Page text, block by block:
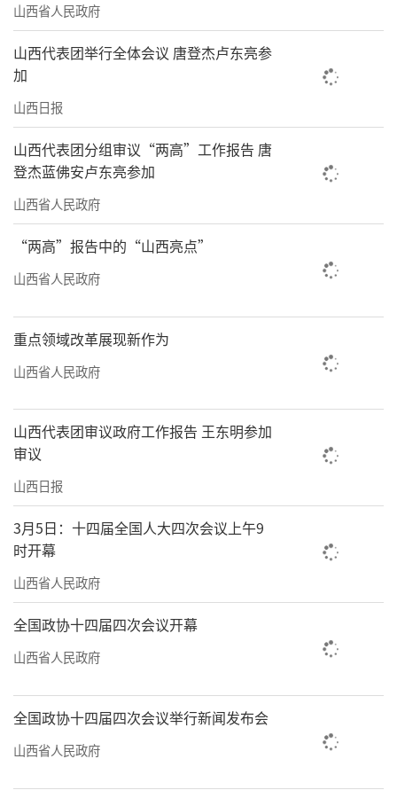
山西省人民政府
山西代表团举行全体会议 唐登杰卢东亮参
加
山西日报
山西代表团分组审议“两高”工作报告 唐
登杰蓝佛安卢东亮参加
山西省人民政府
“两高”报告中的“山西亮点”
山西省人民政府
重点领域改革展现新作为
山西省人民政府
山西代表团审议政府工作报告 王东明参加
审议
山西日报
3月5日：十四届全国人大四次会议上午9
时开幕
山西省人民政府
全国政协十四届四次会议开幕
山西省人民政府
全国政协十四届四次会议举行新闻发布会
山西省人民政府